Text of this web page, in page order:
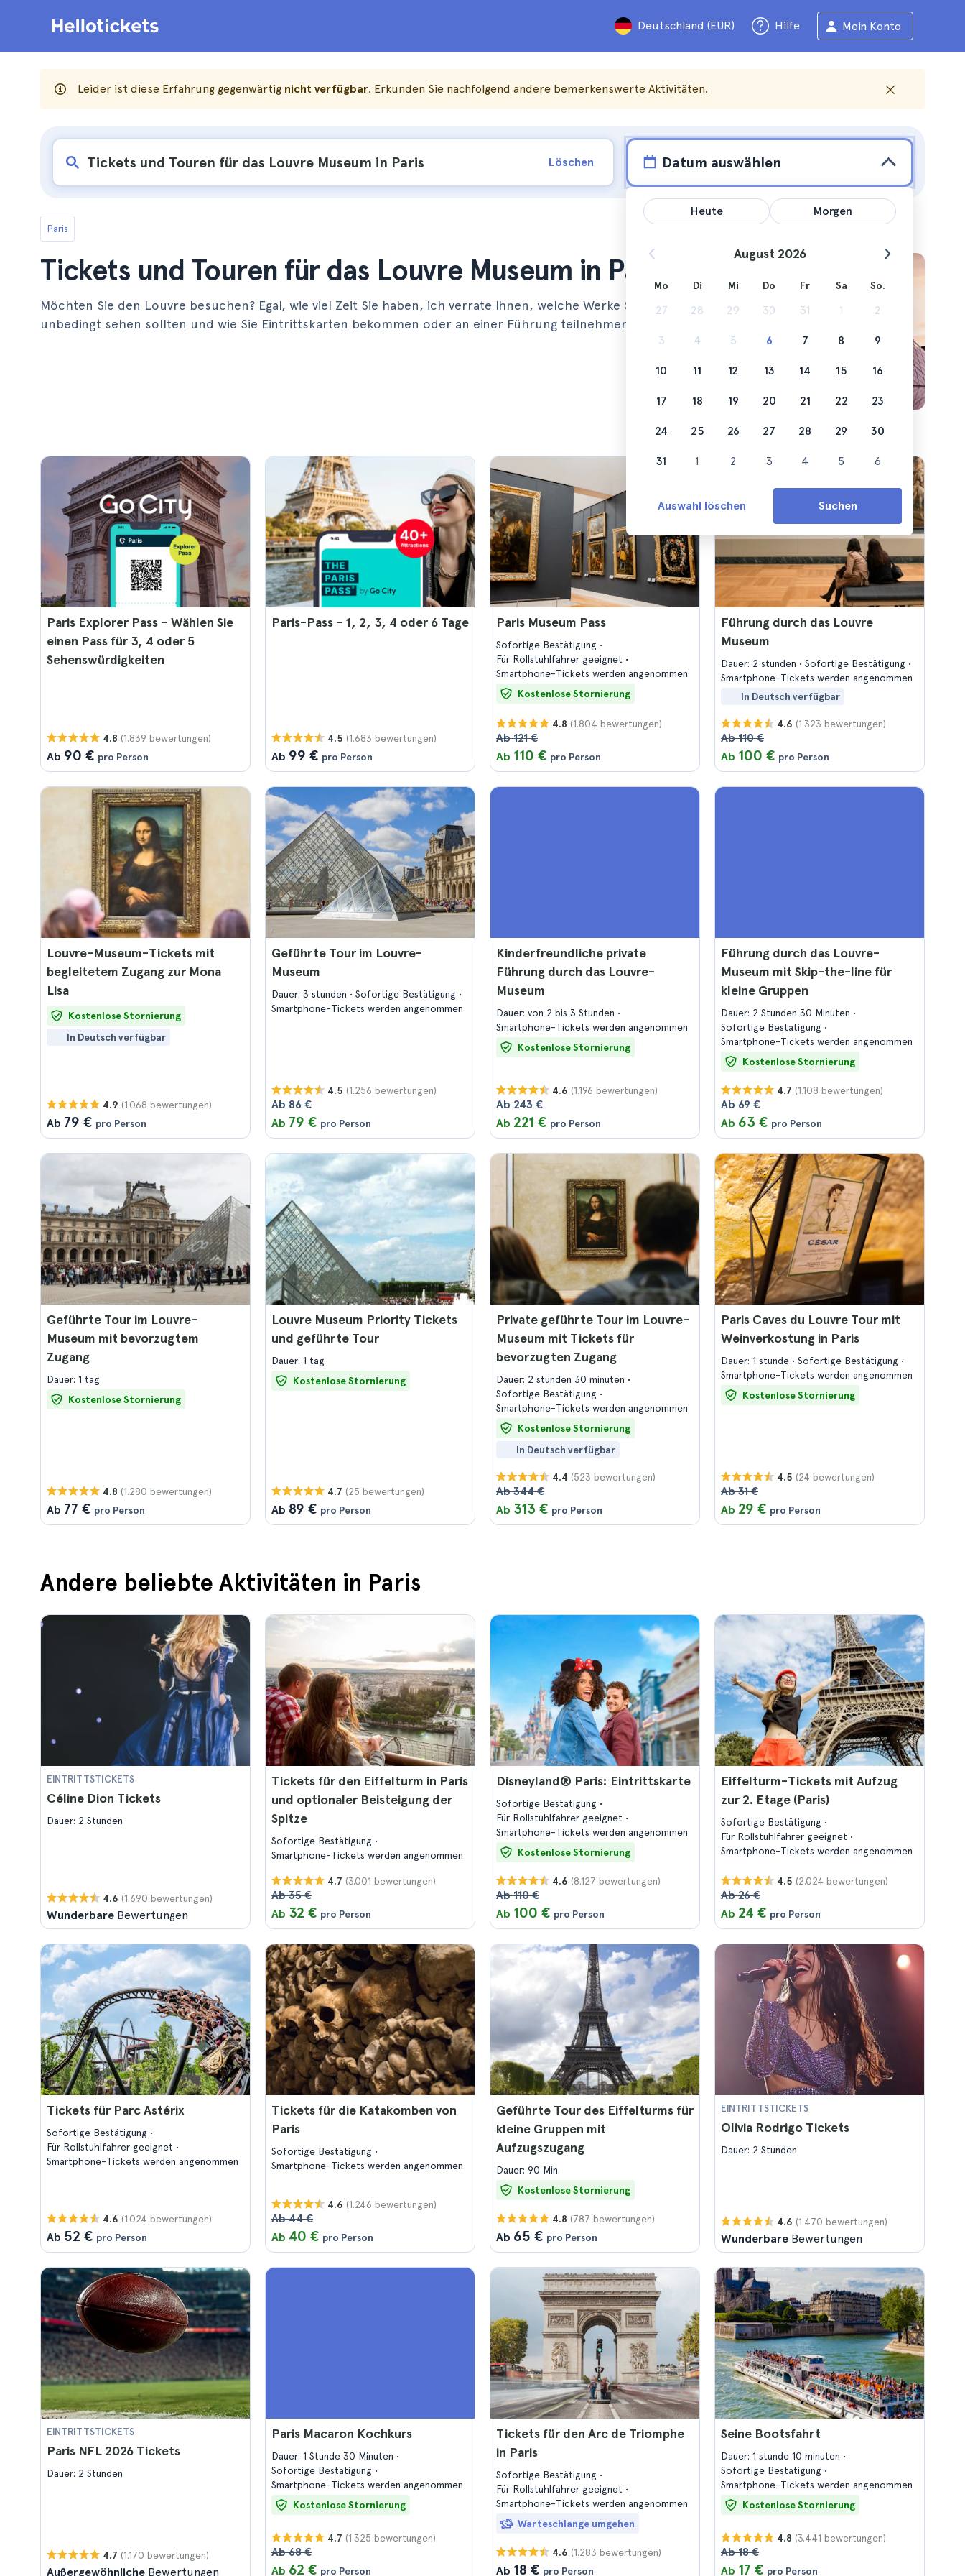
Deutschland (EUR) Hilfe Mein Konto
Leider ist diese Erfahrung gegenwärtig nicht verfügbar. Erkunden Sie nachfolgend andere bemerkenswerte Aktivitäten.
Löschen Datum auswählen
Paris
Tickets und Touren für das Louvre Museum in Paris
Möchten Sie den Louvre besuchen? Egal, wie viel Zeit Sie haben, ich verrate Ihnen, welche Werke Sie
unbedingt sehen sollten und wie Sie Eintrittskarten bekommen oder an einer Führung teilnehmen können.
Paris Explorer Pass – Wählen Sie
einen Pass für 3, 4 oder 5
Sehenswürdigkeiten
4.8 (1.839 bewertungen)
Ab 90 € pro Person
Paris-Pass - 1, 2, 3, 4 oder 6 Tage
4.5 (1.683 bewertungen)
Ab 99 € pro Person
Paris Museum Pass
Sofortige Bestätigung
Für Rollstuhlfahrer geeignet
Smartphone-Tickets werden angenommen
Kostenlose Stornierung
4.8 (1.804 bewertungen)
Ab 121 €
Ab 110 € pro Person
Führung durch das Louvre
Museum
Dauer: 2 stunden
Sofortige Bestätigung
Smartphone-Tickets werden angenommen
In Deutsch verfügbar
4.6 (1.323 bewertungen)
Ab 110 €
Ab 100 € pro Person
Louvre-Museum-Tickets mit
begleitetem Zugang zur Mona
Lisa
Kostenlose Stornierung
In Deutsch verfügbar
4.9 (1.068 bewertungen)
Ab 79 € pro Person
Geführte Tour im Louvre-
Museum
Dauer: 3 stunden
Sofortige Bestätigung
Smartphone-Tickets werden angenommen
4.5 (1.256 bewertungen)
Ab 86 €
Ab 79 € pro Person
Kinderfreundliche private
Führung durch das Louvre-
Museum
Dauer: von 2 bis 3 Stunden
Smartphone-Tickets werden angenommen
Kostenlose Stornierung
4.6 (1.196 bewertungen)
Ab 243 €
Ab 221 € pro Person
Führung durch das Louvre-
Museum mit Skip-the-line für
kleine Gruppen
Dauer: 2 Stunden 30 Minuten
Sofortige Bestätigung
Smartphone-Tickets werden angenommen
Kostenlose Stornierung
4.7 (1.108 bewertungen)
Ab 69 €
Ab 63 € pro Person
Geführte Tour im Louvre-
Museum mit bevorzugtem
Zugang
Dauer: 1 tag
Kostenlose Stornierung
4.8 (1.280 bewertungen)
Ab 77 € pro Person
Louvre Museum Priority Tickets
und geführte Tour
Dauer: 1 tag
Kostenlose Stornierung
4.7 (25 bewertungen)
Ab 89 € pro Person
Private geführte Tour im Louvre-
Museum mit Tickets für
bevorzugten Zugang
Dauer: 2 stunden 30 minuten
Sofortige Bestätigung
Smartphone-Tickets werden angenommen
Kostenlose Stornierung
In Deutsch verfügbar
4.4 (523 bewertungen)
Ab 344 €
Ab 313 € pro Person
Paris Caves du Louvre Tour mit
Weinverkostung in Paris
Dauer: 1 stunde
Sofortige Bestätigung
Smartphone-Tickets werden angenommen
Kostenlose Stornierung
4.5 (24 bewertungen)
Ab 31 €
Ab 29 € pro Person
Andere beliebte Aktivitäten in Paris
EINTRITTSTICKETS
Céline Dion Tickets
Dauer: 2 Stunden
4.6 (1.690 bewertungen)
Wunderbare Bewertungen
Tickets für den Eiffelturm in Paris
und optionaler Beisteigung der
Spitze
Sofortige Bestätigung
Smartphone-Tickets werden angenommen
4.7 (3.001 bewertungen)
Ab 35 €
Ab 32 € pro Person
Disneyland® Paris: Eintrittskarte
Sofortige Bestätigung
Für Rollstuhlfahrer geeignet
Smartphone-Tickets werden angenommen
Kostenlose Stornierung
4.6 (8.127 bewertungen)
Ab 110 €
Ab 100 € pro Person
Eiffelturm-Tickets mit Aufzug
zur 2. Etage (Paris)
Sofortige Bestätigung
Für Rollstuhlfahrer geeignet
Smartphone-Tickets werden angenommen
4.5 (2.024 bewertungen)
Ab 26 €
Ab 24 € pro Person
Tickets für Parc Astérix
Sofortige Bestätigung
Für Rollstuhlfahrer geeignet
Smartphone-Tickets werden angenommen
4.6 (1.024 bewertungen)
Ab 52 € pro Person
Tickets für die Katakomben von
Paris
Sofortige Bestätigung
Smartphone-Tickets werden angenommen
4.6 (1.246 bewertungen)
Ab 44 €
Ab 40 € pro Person
Geführte Tour des Eiffelturms für
kleine Gruppen mit
Aufzugszugang
Dauer: 90 Min.
Kostenlose Stornierung
4.8 (787 bewertungen)
Ab 65 € pro Person
EINTRITTSTICKETS
Olivia Rodrigo Tickets
Dauer: 2 Stunden
4.6 (1.470 bewertungen)
Wunderbare Bewertungen
EINTRITTSTICKETS
Paris NFL 2026 Tickets
Dauer: 2 Stunden
4.7 (1.170 bewertungen)
Außergewöhnliche Bewertungen
Paris Macaron Kochkurs
Dauer: 1 Stunde 30 Minuten
Sofortige Bestätigung
Smartphone-Tickets werden angenommen
Kostenlose Stornierung
4.7 (1.325 bewertungen)
Ab 68 €
Ab 62 € pro Person
Tickets für den Arc de Triomphe
in Paris
Sofortige Bestätigung
Für Rollstuhlfahrer geeignet
Smartphone-Tickets werden angenommen
Warteschlange umgehen
4.6 (1.283 bewertungen)
Ab 18 € pro Person
Seine Bootsfahrt
Dauer: 1 stunde 10 minuten
Sofortige Bestätigung
Smartphone-Tickets werden angenommen
Kostenlose Stornierung
4.8 (3.441 bewertungen)
Ab 18 €
Ab 17 € pro Person
Heute Morgen
August 2026
Mo Di Mi Do Fr Sa So.
27 28 29 30 31 1 2
3 4 5 6 7 8 9
10 11 12 13 14 15 16
17 18 19 20 21 22 23
24 25 26 27 28 29 30
31 1 2 3 4 5 6
Auswahl löschen Suchen